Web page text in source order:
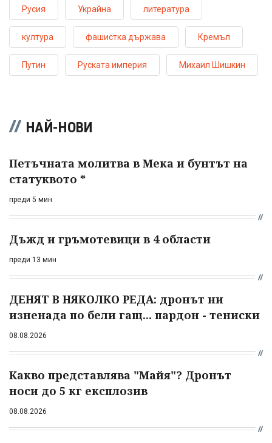
Русия Украйна литература
култура фашистка държава Кремъл
Путин Руската империя Михаил Шишкин
НАЙ-НОВИ
Петъчната молитва в Мека и бунтът на
статуквото *
преди 5 мин
Дъжд и гръмотевици в 4 области
преди 13 мин
ДЕНЯТ В НЯКОЛКО РЕДА: дронът ни
изненада по бели гащ... пардон - тениски
08.08.2026
Какво представлява "Майя"? Дронът
носи до 5 кг експлозив
08.08.2026